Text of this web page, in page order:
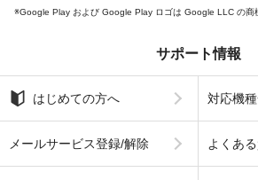
Google Play および Google Play ロゴは Google LLC の商
サポート情報
はじめての方へ 対応機
メールサービス登録/解除 よくあ